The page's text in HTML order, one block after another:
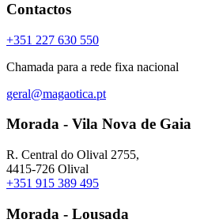
Contactos
+351 227 630 550
Chamada para a rede fixa nacional
geral@magaotica.pt
Morada - Vila Nova de Gaia
R. Central do Olival 2755,
4415-726 Olival
+351 915 389 495
Morada - Lousada